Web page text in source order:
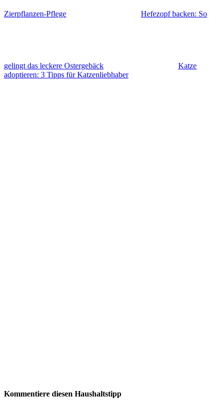
Zierpflanzen-Pflege Hefezopf backen: So
gelingt das leckere Ostergebäck
Katze
adoptieren: 3 Tipps für Katzenliebhaber
Kommentiere diesen Haushaltstipp